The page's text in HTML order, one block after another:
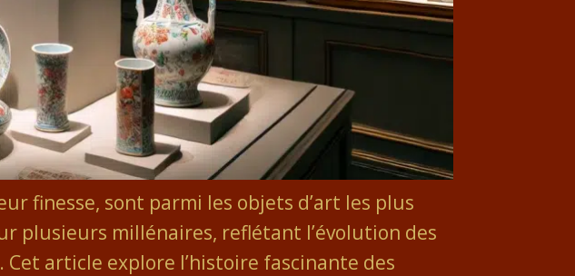
finesse, sont parmi les objets d’art les plus
plusieurs millénaires, reflétant l’évolution des
article explore l’histoire fascinante des